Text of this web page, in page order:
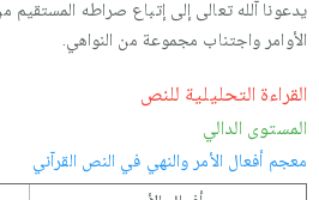
يدعونا آلله تعالى إلى إتباع صراطه
الأوامر واجتناب مجموعة من النواهي.
القراءة التحليلية للنص
المستوى الدالي
معجم أفعال الأمر والنهي في النص القرآني